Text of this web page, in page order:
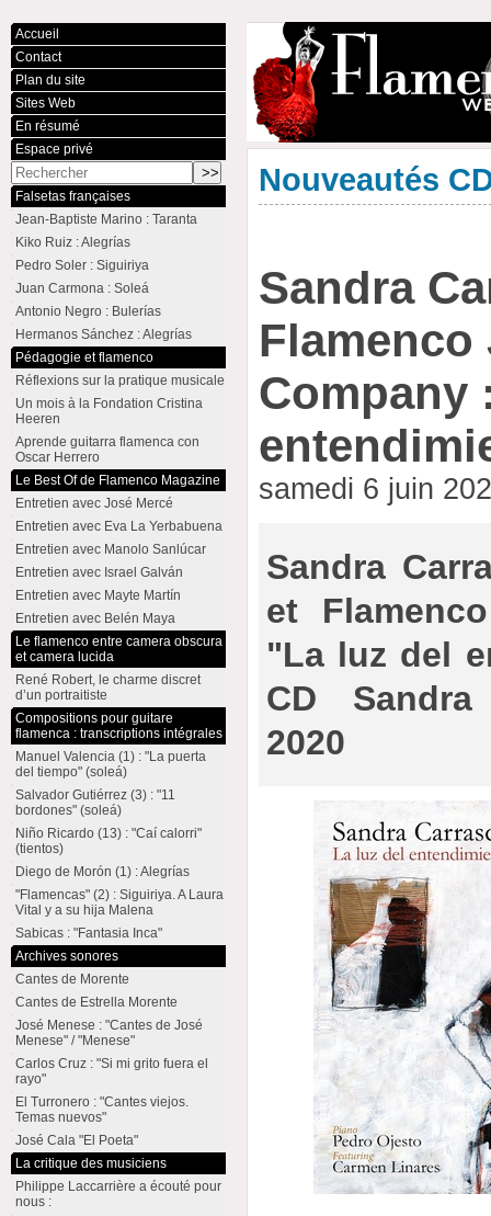
Nouveautés
Sandra
Flamenco
Company
samedi 6 juin
Sandra
et
"La luz del
CD
2020
Accueil
Contact
Plan du site
Sites Web
En résumé
Espace privé
Falsetas françaises
Jean-Baptiste Marino : Taranta
Kiko Ruiz : Alegrías
Pedro Soler : Siguiriya
Juan Carmona : Soleá
Antonio Negro : Bulerías
Hermanos Sánchez : Alegrías
Pédagogie et flamenco
Réflexions sur la pratique musicale
Un mois à la Fondation Cristina
Heeren
Aprende guitarra flamenca con
Oscar Herrero
Le Best Of de Flamenco Magazine
Entretien avec José Mercé
Entretien avec Eva La Yerbabuena
Entretien avec Manolo Sanlúcar
Entretien avec Israel Galván
Entretien avec Mayte Martín
Entretien avec Belén Maya
Le flamenco entre camera obscura
et camera lucida
René Robert, le charme discret
d’un portraitiste
Compositions pour guitare
flamenca : transcriptions intégrales
Manuel Valencia (1) : "La puerta
del tiempo" (soleá)
Salvador Gutiérrez (3) : "11
bordones" (soleá)
Niño Ricardo (13) : "Caí calorri"
(tientos)
Diego de Morón (1) : Alegrías
"Flamencas" (2) : Siguiriya. A Laura
Vital y a su hija Malena
Sabicas : "Fantasia Inca"
Archives sonores
Cantes de Morente
Cantes de Estrella Morente
José Menese : "Cantes de José
Menese" / "Menese"
Carlos Cruz : "Si mi grito fuera el
rayo"
El Turronero : "Cantes viejos.
Temas nuevos"
José Cala "El Poeta"
La critique des musiciens
Philippe Laccarrière a écouté pour
nous :